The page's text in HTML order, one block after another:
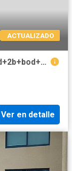
ACTUALIZADO
Inversionista / Ñuñoa/ Muy Amplio/ 3d+2b+bod+estac Enrique Richard, Ñuñoa, Ñuñoa
Ver en detalle